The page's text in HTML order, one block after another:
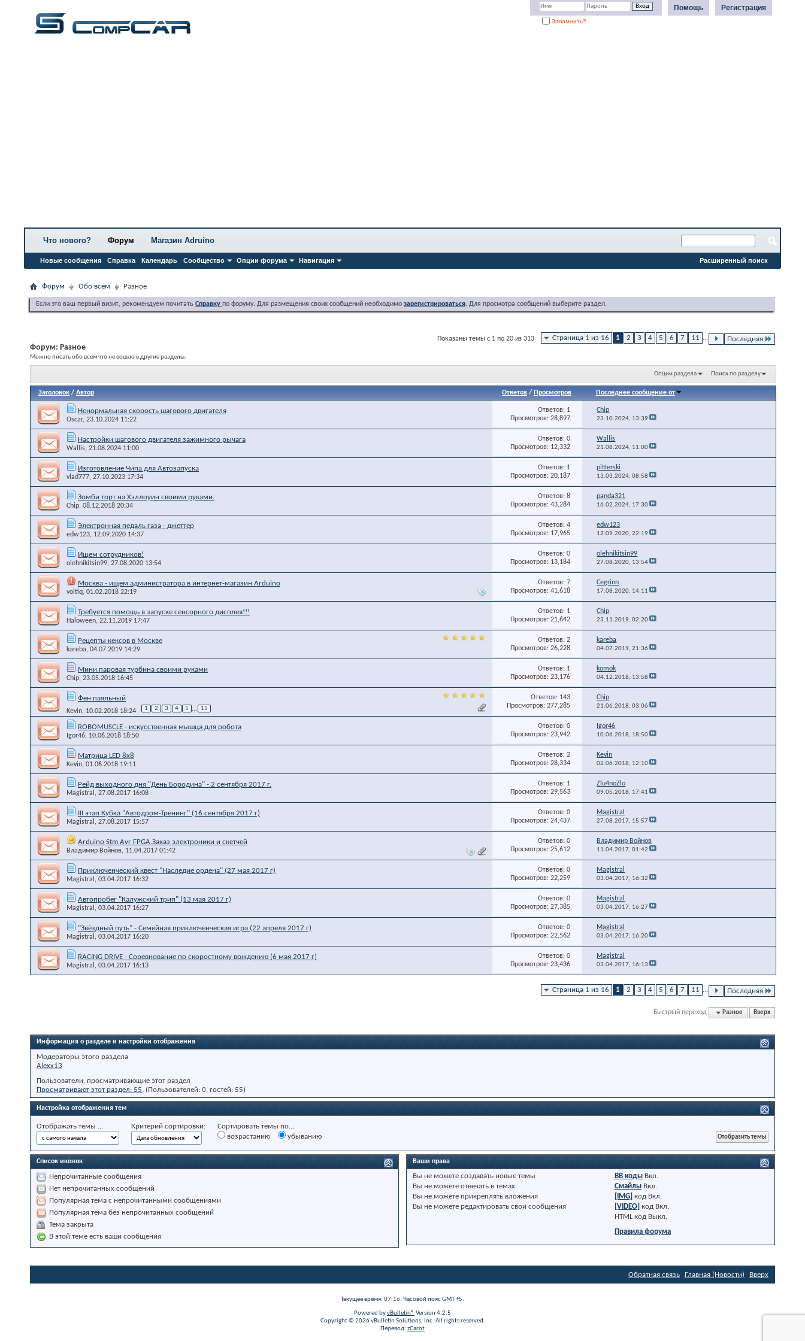
Регистрация
Помощь
Запомнить?
Что нового? Форум
Новые сообщения Справка Календарь Сообщество Опции форума Навигация
Магазин Adruino
Расширенный поиск
Форум Обо всем Разное
Если это ваш первый визит, рекомендуем почитать Справку по форуму. Для размещения своих сообщений необходимо зарегистрироваться. Для просмотра сообщений выберите раздел.
Страница 1 из 16 1 2 3 4 5 6 7 11 ... Последняя
Показаны темы с 1 по 20 из 313
Форум: Разное
Можно писать обо всем что не вошло в другие разделы.
Опции раздела Поиск по разделу
Заголовок / Автор Ответов/ Просмотров Последнее сообщение от
Ненормальная скорость шагового двигателя
Oscar, 23.10.2024 11:22
Ответов: 1
Просмотров: 28,897
Chip
23.10.2024, 13:39
Настройки шагового двигателя зажимного рычага
Wallis, 21.08.2024 11:00
Ответов: 0
Просмотров: 12,332
Wallis
21.08.2024, 11:00
Изготовление Чипа для Автозапуска
vlad777, 27.10.2023 17:34
Ответов: 1
Просмотров: 20,187
pitterski
13.03.2024,08:58
Зомби торт на Хэллоуин своими руками.
Chip, 08.12.2018 20:34
Ответов: 8
Просмотров: 43,284
panda321
16.02.2024, 17:30
Электронная педаль газа - джеттер
edw123, 12.09.2020 14:37
Ответов: 4
Просмотров: 17,965
edw123
12.09.2020,22:19
Ищем сотрудников!
olehnikitsin99, 27.08.2020 13:54
Ответов: 0
Просмотров: 13,184
olehnikitsin99
27.08.2020, 13:54
Москва - ищем администратора в интернет-магазин Arduino
voltiq, 01.02.2018 22:19
Ответов: 7
Просмотров: 41,618
Cegrinn
17.08.2020, 14:11
Требуется помощь в запуске сенсорного дисплея!!!
Haloween, 22.11.2019 17:47
Ответов: 1
Просмотров: 21,642
Chip
23.11.2019,02:20
Рецепты кексов в Москве
kareba, 04.07.2019 14:29
Ответов: 2
Просмотров: 26,228
kareba
04.07.2019,21:36
Мини паровая турбина своими руками
Chip, 23.05.2018 16:45
Ответов: 1
Просмотров: 23,176
komok
04.12.2018, 13:58
Фен паяльный
Kevin, 10.02.2018 18:24 1 2 3 4 5 ... 15
Ответов: 143
Просмотров: 277,285
Chip
21.06.2018,03:06
ROBOMUSCLE - искусственная мышца для робота
Igor46, 10.06.2018 18:50
Ответов: 0
Просмотров: 23,942
Igor46
10.06.2018, 18:50
Матрица LED 8x8
Kevin, 01.06.2018 19:11
Ответов: 2
Просмотров: 28,334
Kevin
02.06.2018, 12:10
Рейд выходного дня "День Бородина" - 2 сентября 2017 г.
Magistral , 27.08.2017 16:08
Ответов: 1
Просмотров: 29,563
Zlu4noZlo
09.05.2018, 17:41
III этап Кубка "Автодром-Тренинг" (16 сентября 2017 г)
Magistral , 27.08.2017 15:57
Ответов: 0
Просмотров: 24,437
Magistral
27.08.2017, 15:57
Arduino Stm Avr FPGA.Заказ электроники и скетчей
Владимир Войнов, 11.04.2017 01:42
Ответов: 0
Просмотров: 25,612
Владимир Войнов
11.04.2017,01:42
Приключенческий квест "Наследие ордена" (27 мая 2017 г)
Magistral , 03.04.2017 16:32
Ответов: 0
Просмотров: 22,259
Magistral
03.04.2017, 16:32
Автопробег "Калужский трип" (13 мая 2017 г)
Magistral , 03.04.2017 16:27
Ответов: 0
Просмотров: 27,385
Magistral
03.04.2017, 16:27
"Звёздный путь" - Семейная приключенческая игра (22 апреля 2017 г)
Magistral , 03.04.2017 16:20
Ответов: 0
Просмотров: 22,562
Magistral
03.04.2017, 16:20
RACING DRIVE - Соревнование по скоростному вождению (6 мая 2017 г)
Magistral , 03.04.2017 16:13
Ответов: 0
Просмотров: 23,436
Magistral
03.04.2017, 16:13
Страница 1 из 16 1 2 3 4 5 6 7 11 ... Последняя
Быстрый переход Разное Вверх
Информация о разделе и настройки отображения
Модераторы этого раздела
Alexx13
Пользователи, просматривающие этот раздел
Просматривают этот раздел: 55. (Пользователей: 0, гостей: 55)
Настройка отображения тем
Отображать темы ... Критерий сортировки:
Сортировать темы по...
возрастанию
убыванию
Список иконок
Непрочитанные сообщения
Нет непрочитанных сообщений
Популярная тема с непрочитанными сообщениями
Популярная тема без непрочитанных сообщений
Тема закрыта
В этой теме есть ваши сообщения
Ваши права
Вы не можете создавать новые темы
Вы не можете отвечать в темах
Вы не можете прикреплять вложения
Вы не можете редактировать свои сообщения
BB коды Вкл.
Смайлы Вкл.
[IMG] код Вкл.
[VIDEO] код Вкл.
HTML код Выкл.
Правила форума
Обратная связь Главная (Новости) Вверх
Текущее время: 07:16. Часовой пояс GMT +5.
Powered byvBulletin® Version 4.2.5
Copyright © 2026 vBulletin Solutions, Inc. All rights reserved.
Перевод: zCarot